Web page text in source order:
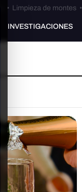
• Limpieza de montes•
INVESTIGACIONES